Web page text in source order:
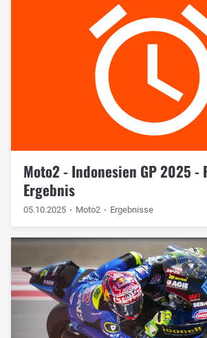
Moto2 - Indonesien GP 2025 -
Ergebnis
05.10.2025 Moto2 Ergebnisse